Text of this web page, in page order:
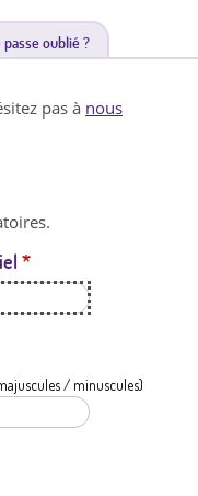
oublié ?
pas à nous
*
/ minuscules)